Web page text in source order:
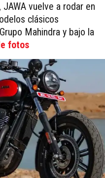
vuelve a rodar en
clásicos
Mahindra y bajo la
fotos